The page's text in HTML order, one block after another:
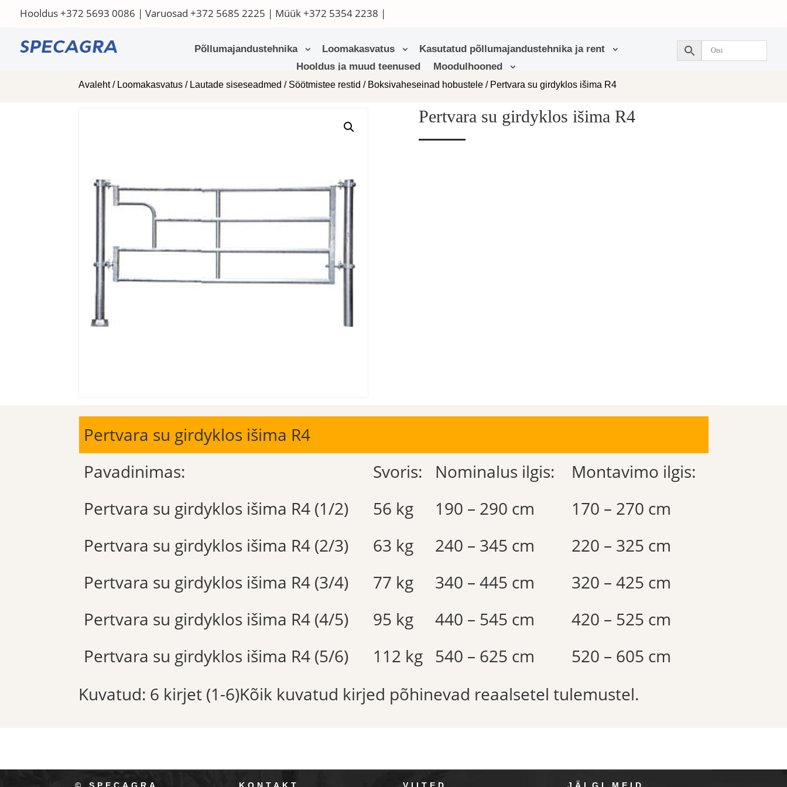
Hooldus+372 5693 0086 | Varuosad +372 5685 2225 | Müük+372 5354 2238 |
Põllumajandustehnika Loomakasvatus
Kasutatud põllumajandustehnika ja rent
Hooldus ja muud teenused
Moodulhooned
Avaleht/ Loomakasvatus / Lautade siseseadmed / Söötmistee restid / Boksivaheseinad hobustele / Pertvara su girdyklos išima R4
Pertvara su girdyklos išima R4
Pertvara su girdyklos išima R4
Pavadinimas:
Svoris: Nominalus ilgis:
Montavimo ilgis:
Pertvara su girdyklos išima R4 (1/2)
56 kg 190 – 290 cm
170 – 270 cm
Pertvara su girdyklos išima R4 (2/3)
63 kg 240 – 345 cm
220 – 325 cm
Pertvara su girdyklos išima R4 (3/4)
77 kg 340 – 445 cm
320 – 425 cm
Pertvara su girdyklos išima R4 (4/5)
95 kg 440 – 545 cm
420 – 525 cm
Pertvara su girdyklos išima R4 (5/6)
112 kg 540 – 625 cm
520 – 605 cm
Kuvatud: 6 kirjet (1-6)Kõik kuvatud kirjed põhinevad reaalsetel tulemustel.